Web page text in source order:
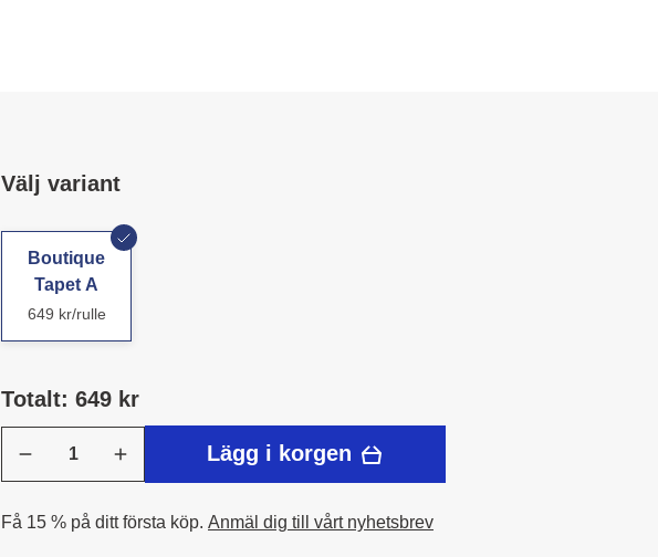
Välj variant
Boutique
Tapet A
649 kr/rulle
Totalt: 649 kr
Lägg i korgen
Få 15 % på ditt första köp. Anmäl dig till vårt nyhetsbrev